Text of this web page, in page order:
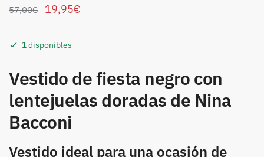
57,00€ 19,95€
1 disponibles
Vestido de fiesta negro con
lentejuelas doradas de Nina
Bacconi
Vestido ideal para una ocasión de